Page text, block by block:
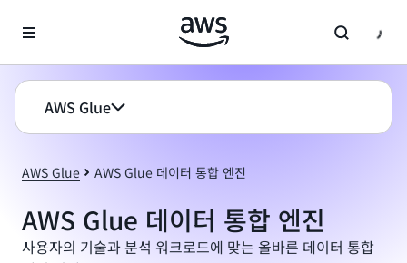
AWS Glue
AWS Glue AWS Glue 데이터 통합 엔진
AWS Glue 데이터 통합 엔진
사용자의 기술과 분석 워크로드에 맞는 올바른 데이터 통합